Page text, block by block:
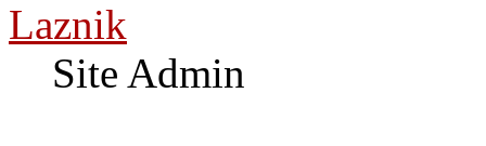
Laznik
Site Admin